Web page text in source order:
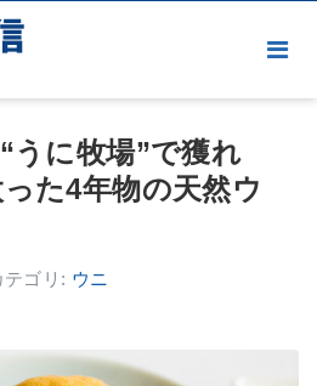
うに牧場”で獲れ
た4年物の天然ウ
テゴリ: ウニ